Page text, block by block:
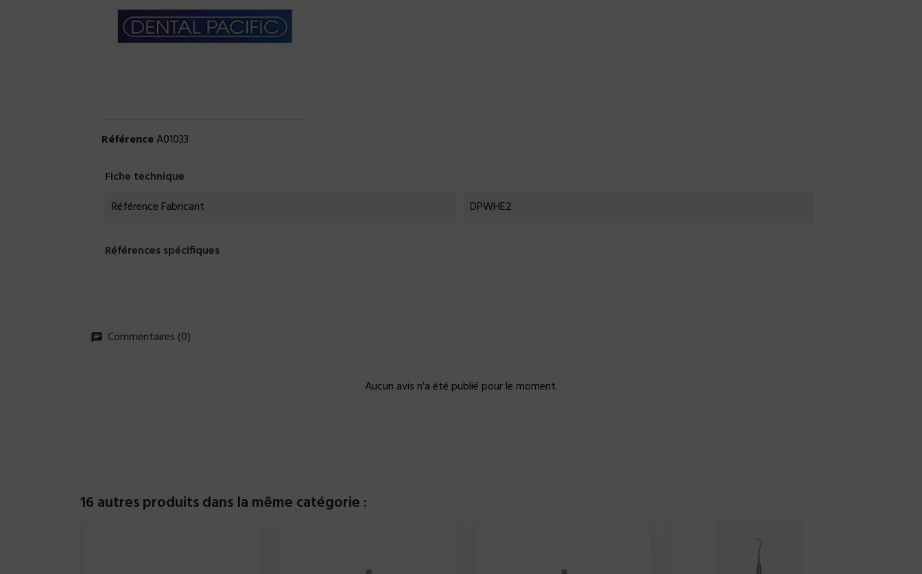
RéférenceA01033
Fiche technique
Référence Fabricant
DPWHE2
Références spécifiques
Commentaires (0)
Aucun avis n'a été publié pour le moment.
16 autres produits dans la même catégorie :